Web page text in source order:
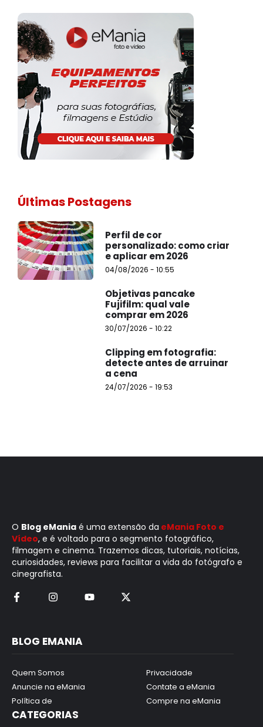
Últimas Postagens
Perfil de cor
personalizado: como criar
e aplicar em 2026
04/08/2026 - 10:55
Objetivas pancake
Fujifilm: qual vale
comprar em 2026
30/07/2026 - 10:22
Clipping em fotografia:
detecte antes de arruinar
a cena
24/07/2026 - 19:53
O Blog eMania é uma extensão da eMania Foto e
Vídeo, e é voltado para o segmento fotográfico,
filmagem e cinema. Trazemos dicas, tutoriais, notícias,
curiosidades, reviews para facilitar a vida do fotógrafo e
cinegrafista.
BLOG EMANIA
Quem Somos
Anuncie na eMania
Política de
Privacidade
Contate a eMania
Compre na eMania
CATEGORIAS